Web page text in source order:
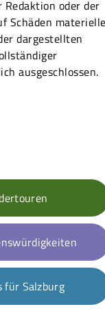
oder der
Schäden
dargestellten
ausgeschlossen.
für Salzburg